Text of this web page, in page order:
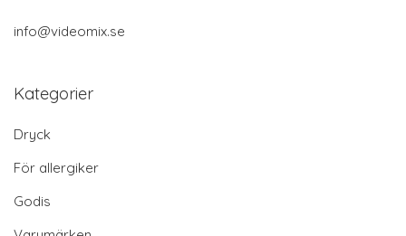
info@videomix.se
Kategorier
Dryck
För allergiker
Godis